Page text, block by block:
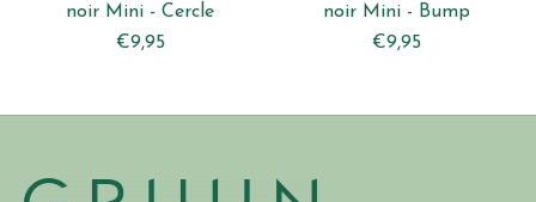
noir Mini - Cercle
€9,95
noir Mini - Bump
€9,95